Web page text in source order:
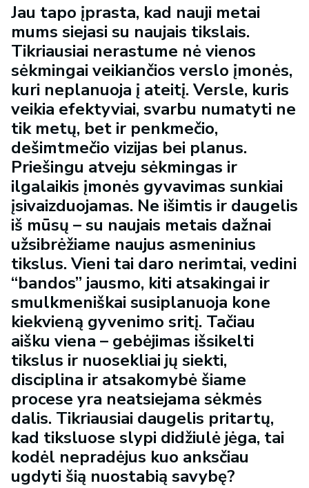
Jau tapo įprasta, kad nauji metai
mums siejasi su naujais tikslais.
Tikriausiai nerastume nė vienos
sėkmingai veikiančios verslo įmonės,
kuri neplanuoja į ateitį. Versle, kuris
veikia efektyviai, svarbu numatyti ne
tik metų, bet ir penkmečio,
dešimtmečio vizijas bei planus.
Priešingu atveju sėkmingas ir
ilgalaikis įmonės gyvavimas sunkiai
įsivaizduojamas. Ne išimtis ir daugelis
iš mūsų – su naujais metais dažnai
užsibrėžiame naujus asmeninius
tikslus. Vieni tai daro nerimtai, vedini
“bandos” jausmo, kiti atsakingai ir
smulkmeniškai susiplanuoja kone
kiekvieną gyvenimo sritį. Tačiau
aišku viena – gebėjimas išsikelti
tikslus ir nuosekliai jų siekti,
disciplina ir atsakomybė šiame
procese yra neatsiejama sėkmės
dalis. Tikriausiai daugelis pritartų,
kad tiksluose slypi didžiulė jėga, tai
kodėl nepradėjus kuo anksčiau
ugdyti šią nuostabią savybę?